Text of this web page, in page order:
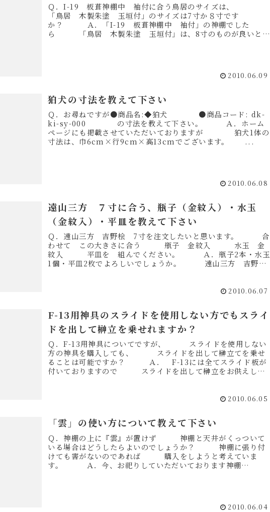
Ｑ．I-19 板葺神棚中 袖付に合う鳥居のサイズは、
「鳥居 木製朱塗 玉垣付」のサイズは7寸か８寸です
か？ Ａ．「I-19 板葺神棚中 袖付」の神棚でした
ら 「鳥居 木製朱塗 玉垣付」は、8寸のものが良いと存
2010.06.09
狛犬の寸法を教えて下さい
Ｑ．お尋ねですが●商品名:◆狛犬 ●商品コード: dk-
ki-sy-000 の寸法を教えて下さい。 Ａ．ホーム
ページにも掲載させていただいておりますが 狛犬1体の
寸法は、巾6cm×行9cm×高13cmでございます。 ...
2010.06.08
遠山三方 ７寸に合う、瓶子（金紋入）・水玉
（金紋入）・平皿を教えて下さい
Ｑ．遠山三方 吉野桧 7寸を注文したいと思います。 合
わせて この大きさに合う 瓶子 金紋入 水玉 金
紋入 平皿を 組んでください。 Ａ．瓶子2本・水玉
1個・平皿2枚でよろしいでしょうか。 遠山三方 吉野
2010.06.07
F-13用神具のスライドを使用しない方でもスライ
ドを出して榊立を乗せれますか？
Ｑ．F-13用神具についてですが、 スライドを使用しない
方の神具を購入しても、 スライドを出して榊立てを乗せ
ることは可能ですか？ Ａ． F-13には全てスライド板が
付いておりますので スライドを出して榊立をお供えして
2010.06.05
「雲」の使い方について教えて下さい
Ｑ．神棚の上に『雲』が置けず 神棚と天井がくっついて
いる場合はどうしたらよいのでしょうか？ 神棚に張り付
けても害がないのであれば 購入をしようと考えていま
す。 Ａ．今、お祀りしていただいております神棚
2010.06.04